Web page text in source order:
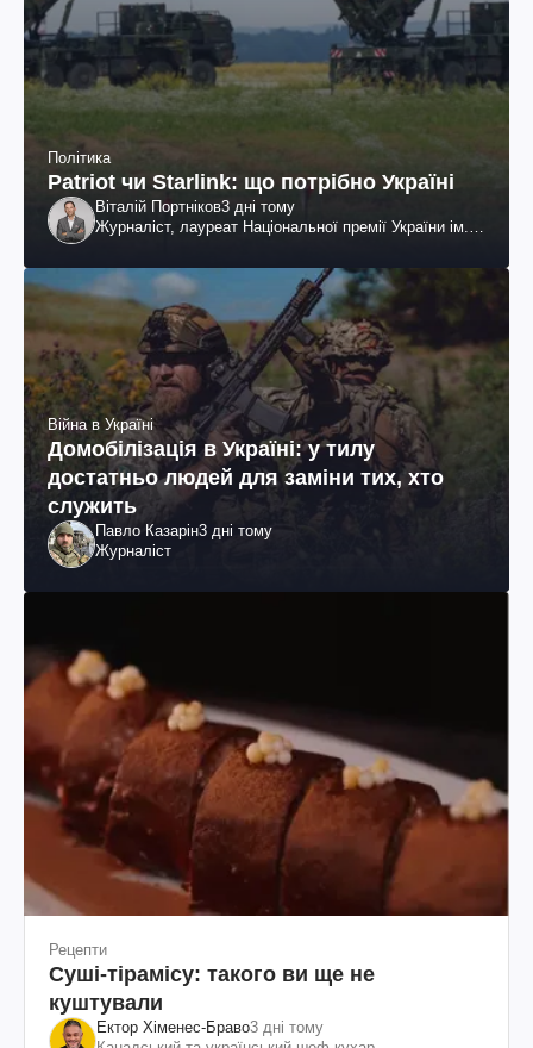
Політика
Patriot чи Starlink: що потрібно Україні
Віталій Портніков3 дні тому
Журналіст, лауреат Національної премії України ім.
Війна в Україні
Домобілізація в Україні: у тилу
достатньо людей для заміни тих, хто
служить
Павло Казарін3 дні тому
Журналіст
Рецепти
Суші-тірамісу: такого ви ще не
куштували
Ектор Хіменес-Браво3 дні тому